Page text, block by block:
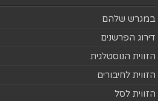
במגרש שלהם
דירוג הפרשנים
הזווית הנוסטלגית
הזווית לחיבורים
הזווית לסל